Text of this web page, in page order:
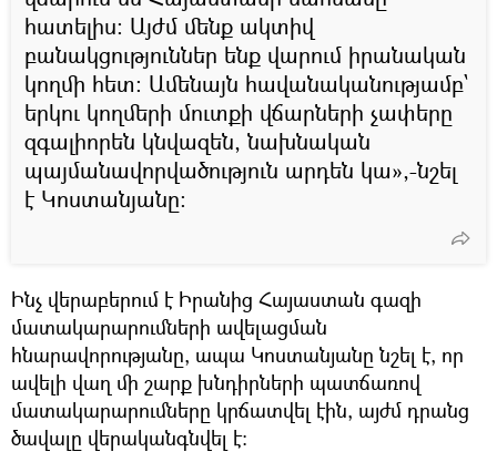
հատելիս։ Այժմ մենք ակտիվ
բանակցություններ ենք վարում իրանական
կողմի հետ: Ամենայն հավանականությամբ`
երկու կողմերի մուտքի վճարների չափերը
զգալիորեն կնվազեն, նախնական
պայմանավորվածություն արդեն կա»,-նշել
է Կոստանյանը։
Ինչ վերաբերում է Իրանից Հայաստան գազի
մատակարարումների ավելացման
հնարավորությանը, ապա Կոստանյանը նշել է, որ
ավելի վաղ մի շարք խնդիրների պատճառով
մատակարարումները կրճատվել էին, այժմ դրանց
ծավալը վերականգնվել է: